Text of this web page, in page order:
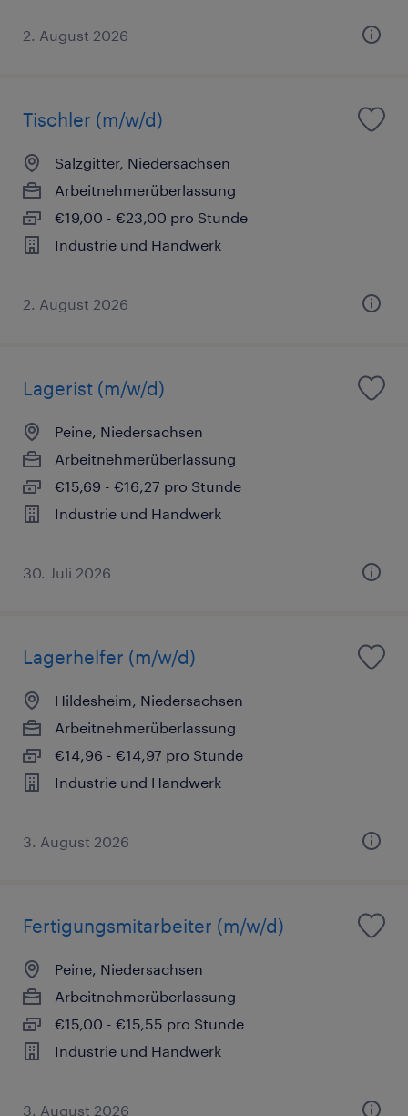
2. August 2026
Tischler (m/w/d)
Salzgitter, Niedersachsen
Arbeitnehmerüberlassung
€19,00 - €23,00 pro Stunde
Industrie und Handwerk
2. August 2026
Lagerist (m/w/d)
Peine, Niedersachsen
Arbeitnehmerüberlassung
€15,69 - €16,27 pro Stunde
Industrie und Handwerk
30. Juli 2026
Lagerhelfer (m/w/d)
Hildesheim, Niedersachsen
Arbeitnehmerüberlassung
€14,96 - €14,97 pro Stunde
Industrie und Handwerk
3. August 2026
Fertigungsmitarbeiter (m/w/d)
Peine, Niedersachsen
Arbeitnehmerüberlassung
€15,00 - €15,55 pro Stunde
Industrie und Handwerk
3. August 2026